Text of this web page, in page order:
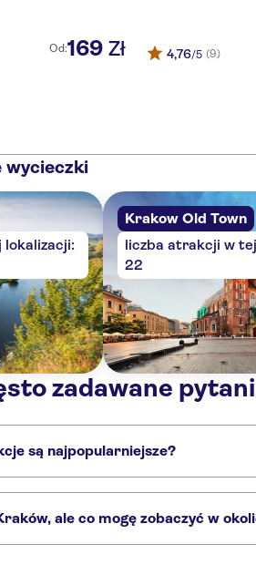
Hotel
Andel's Cracow
Plus Krakow Old Town
Residence
Od:169 Zł 4,76/5 (9)
wycieczki
Krakow Old Town
liczba atrakcji w
22
zadawane
są najpopularniejsze?
Wawel Państwowe Muzeum Auschwitz-
ale co mogę zobaczyć w